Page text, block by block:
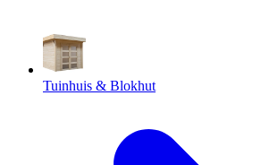
Tuinhuis & Blokhut